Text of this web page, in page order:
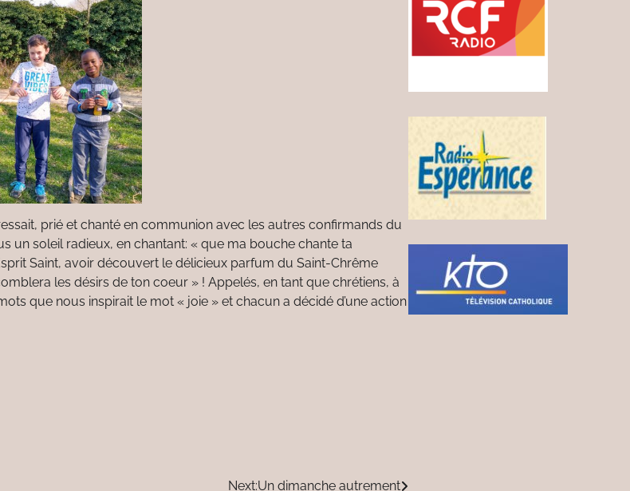
prié et chanté en communion avec les autres confirmands du
un soleil radieux, en chantant: « que ma bouche chante ta
Saint, avoir découvert le délicieux parfum du Saint-Chrême
les désirs de ton coeur » ! Appelés, en tant que chrétiens, à
que nous inspirait le mot « joie » et chacun a décidé d’une action
Next:Un dimanche autrement